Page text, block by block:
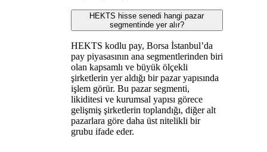
HEKTS hisse senedi hangi pazar
segmentinde yer alır?
HEKTS kodlu pay, Borsa İstanbul’da
pay piyasasının ana segmentlerinden biri
olan kapsamlı ve büyük ölçekli
şirketlerin yer aldığı bir pazar yapısında
işlem görür. Bu pazar segmenti,
likiditesi ve kurumsal yapısı görece
gelişmiş şirketlerin toplandığı, diğer alt
pazarlara göre daha üst nitelikli bir
grubu ifade eder.